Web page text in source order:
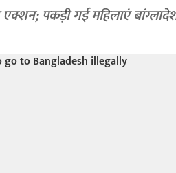
एक्शन; पकड़ी गई महिलाएं